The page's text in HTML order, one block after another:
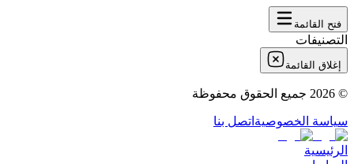
فتح القائمة
التصنيفات
إغلاق القائمة
©
2026 جميع الحقوق محفوظة
سياسة الخصوصية اتصل بنا
الرئيسية